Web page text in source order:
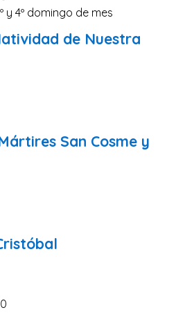
y 4º domingo de mes
de Nuestra
San Cosme y